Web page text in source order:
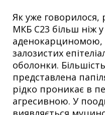
Як уже говорилося,
МКБ С23 більш ніж у
аденокарциномою,
залозистих
оболонки.
представлена
рідко проникає в
агресивною. У